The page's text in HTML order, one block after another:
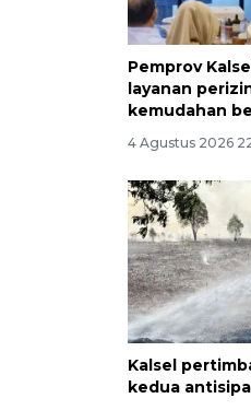
Pemprov
layanan
kemudahan
4 Agustus 2026
Kalsel
kedua